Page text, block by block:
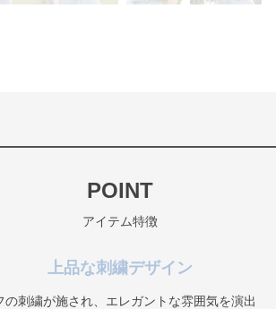
POINT
アイテム特徴
上品な刺繍デザイン
の刺繍が施され、エレガントな雰囲気を演出